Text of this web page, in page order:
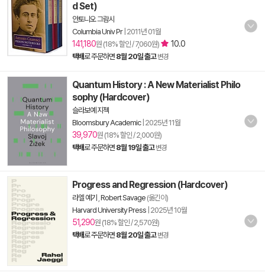
d Set)
안토니오 그람시
Columbia Univ Pr| 2011년 01월
141,180원 (18% 할인 / 7,060원) 10.0
택배로 주문하면 8월 20일 출고 변경
Quantum History : A New Materialist Philo
sophy (Hardcover)
슬라보예 지젝
Bloomsbury Academic| 2025년 11월
39,970원 (18% 할인 / 2,000원)
택배로 주문하면 8월 19일 출고 변경
Progress and Regression (Hardcover)
라엘 예기 Robert Savage (옮긴이)
Harvard University Press 2025년 10월
51,290원 (18% 할인 / 2,570원)
택배로 주문하면 8월 20일 출고 변경